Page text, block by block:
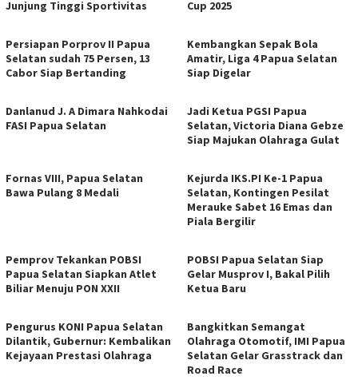
Junjung Tinggi Sportivitas Cup 2025
Persiapan Porprov II Papua
Selatan sudah 75 Persen, 13
Cabor Siap Bertanding
Kembangkan Sepak Bola
Amatir, Liga 4 Papua Selatan
Siap Digelar
Danlanud J. A Dimara Nahkodai
FASI Papua Selatan
Jadi Ketua PGSI Papua
Selatan, Victoria Diana Gebze
Siap Majukan Olahraga Gulat
Fornas VIII, Papua Selatan
Bawa Pulang 8 Medali
Kejurda IKS.PI Ke-1 Papua
Selatan, Kontingen Pesilat
Merauke Sabet 16 Emas dan
Piala Bergilir
Pemprov Tekankan POBSI
Papua Selatan Siapkan Atlet
Biliar Menuju PON XXII
POBSI Papua Selatan Siap
Gelar Musprov I, Bakal Pilih
Ketua Baru
Pengurus KONI Papua Selatan
Dilantik, Gubernur: Kembalikan
Kejayaan Prestasi Olahraga
Bangkitkan Semangat
Olahraga Otomotif, IMI Papua
Selatan Gelar Grasstrack dan
Road Race